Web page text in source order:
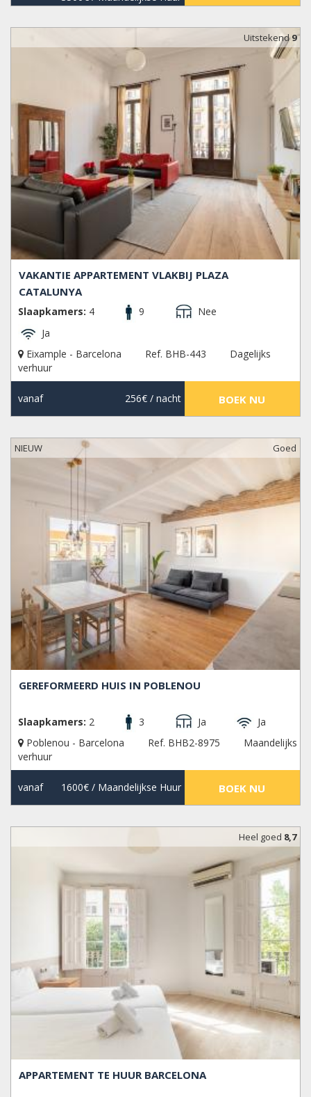
Uitstekend9
VAKANTIE APPARTEMENT VLAKBIJ PLAZA
CATALUNYA
Slaapkamers: 4 9
Nee
Ja
Eixample - Barcelona
Ref. BHB-443
Dagelijks
verhuur
vanaf 256€/ nacht BOEK NU
NIEUW Goed
GEREFORMEERD HUIS IN POBLENOU
Slaapkamers: 2 3 Ja
Ja
Poblenou - Barcelona
Ref. BHB2-8975
Maandelijks
verhuur
vanaf 1600€/ Maandelijkse Huur BOEK NU
Heel goed 8,7
APPARTEMENT TE HUUR BARCELONA